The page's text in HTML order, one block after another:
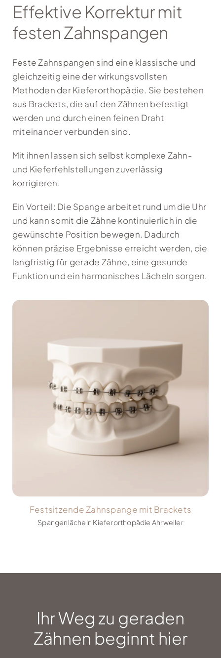
Effektive Korrektur mit
festen Zahnspangen
Feste Zahnspangen sind eine klassische und
gleichzeitig eine der wirkungsvollsten
Methoden der Kieferorthopädie. Sie bestehen
aus Brackets, die auf den Zähnen befestigt
werden und durch einen feinen Draht
miteinander verbunden sind.
Mit ihnen lassen sich selbst komplexe Zahn-
und Kieferfehlstellungen zuverlässig
korrigieren.
Ein Vorteil: Die Spange arbeitet rund um die Uhr
und kann somit die Zähne kontinuierlich in die
gewünschte Position bewegen. Dadurch
können präzise Ergebnisse erreicht werden, die
langfristig für gerade Zähne, eine gesunde
Funktion und ein harmonisches Lächeln sorgen.
Festsitzende Zahnspange mit Brackets
Spangenlächeln Kieferorthopädie Ahrweiler
Ihr Weg zu geraden
Zähnen beginnt hier